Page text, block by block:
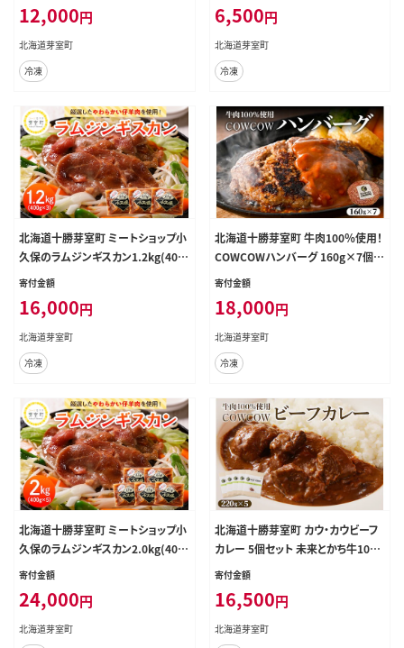
12,000円
北海道芽室町
冷凍
6,500円
北海道芽室町
冷凍
北海道十勝芽室町 ミートショップ小
久保のラムジンギスカン1.2kg(400
g×3袋） me006-001c
寄付金額
16,000円
北海道芽室町
冷凍
北海道十勝芽室町 牛肉100％使用！
COWCOWハンバーグ 160g×7個
me007-004c
寄付金額
18,000円
北海道芽室町
冷凍
北海道十勝芽室町 ミートショップ小
久保のラムジンギスカン2.0kg(400
g×5袋） me006-003c
寄付金額
24,000円
北海道芽室町
北海道十勝芽室町 カウ・カウビーフ
カレー 5個セット 未来とかち牛10
0％使用 me007-008c
寄付金額
16,500円
北海道芽室町